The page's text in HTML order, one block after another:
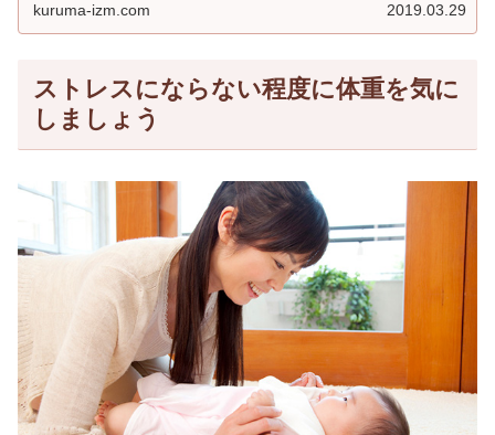
kuruma-izm.com 2019.03.29
ストレスにならない程度に体重を気に
しましょう